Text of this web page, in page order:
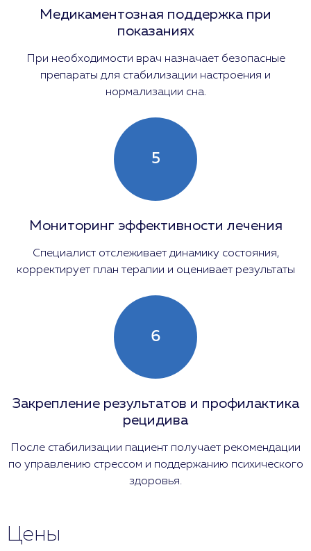
Медикаментозная поддержка при
показаниях
При необходимости врач назначает безопасные
препараты для стабилизации настроения и
нормализации сна.
5
Мониторинг эффективности лечения
Специалист отслеживает динамику состояния,
корректирует план терапии и оценивает результаты
6
Закрепление результатов и профилактика
рецидива
После стабилизации пациент получает рекомендации
по управлению стрессом и поддержанию психического
здоровья.
Цены